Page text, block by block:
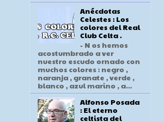
Anécdotas
Celestes : Los
colores del Real
Club Celta .
- N os hemos
acostumbrado a ver
nuestro escudo ornado con
muchos colores : negro ,
naranja , granate , verde ,
blanco , azul marino , a...
Alfonso Posada
: El eterno
celtista del